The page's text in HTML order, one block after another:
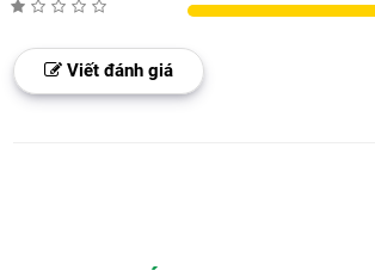
Viết đánh giá